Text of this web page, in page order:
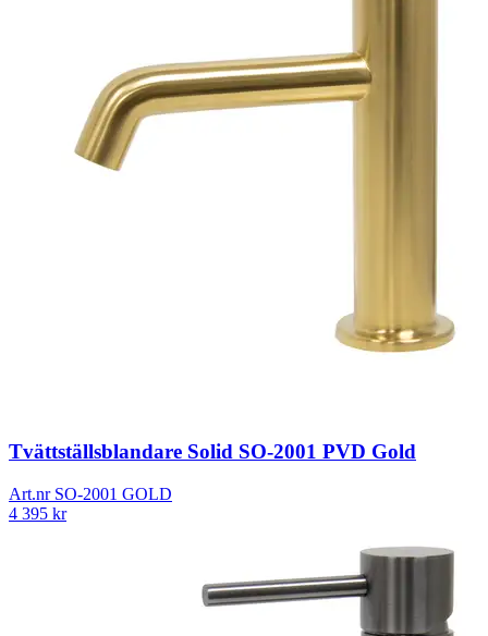
Tvättställsblandare Solid SO-2001 PVD Gold
Art.nr SO-2001 GOLD
4 395 kr